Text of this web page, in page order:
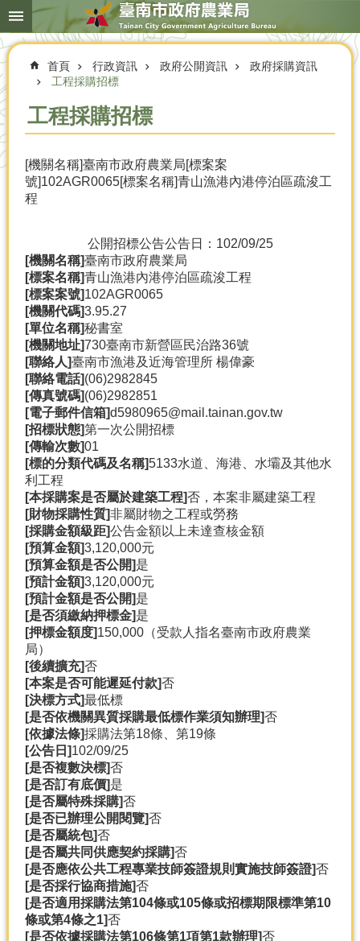
跳到主要內容區塊
搜
尋
進
簡
介
首頁 行政資訊 政府公開資訊
政府採購資訊
工程採購招標
工程採購招標
[機關名稱]臺南市政府農業局[標案案
號]102AGR0065[標案名稱]青山漁港內港停泊區疏浚工
程
公開招標公告公告日：102/09/25
[機關名稱]臺南市政府農業局
[標案名稱]青山漁港內港停泊區疏浚工程
[標案案號]102AGR0065
[機關代碼]3.95.27
[單位名稱]秘書室
[機關地址]730臺南市新營區民治路36號
[聯絡人]臺南市漁港及近海管理所 楊偉豪
[聯絡電話](06)2982845
[傳真號碼](06)2982851
[電子郵件信箱]d5980965@mail.tainan.gov.tw
[招標狀態]第一次公開招標
[傳輸次數]01
[標的分類代碼及名稱]5133水道、海港、水壩及其他水
利工程
[本採購案是否屬於建築工程]否，本案非屬建築工程
[財物採購性質]非屬財物之工程或勞務
[採購金額級距]公告金額以上未達查核金額
[預算金額]3,120,000元
[預算金額是否公開]是
[預計金額]3,120,000元
[預計金額是否公開]是
[是否須繳納押標金]是
[押標金額度]150,000（受款人指名臺南市政府農業
局）
[後續擴充]否
[本案是否可能遲延付款]否
[決標方式]最低標
[是否依機關異質採購最低標作業須知辦理]否
[依據法條]採購法第18條、第19條
[公告日]102/09/25
[是否複數決標]否
[是否訂有底價]是
[是否屬特殊採購]否
[是否已辦理公開閱覽]否
[是否屬統包]否
[是否屬共同供應契約採購]否
[是否應依公共工程專業技師簽證規則實施技師簽證]否
[是否採行協商措施]否
[是否適用採購法第104條或105條或招標期限標準第10
條或第4條之1]否
[是否依據採購法第106條第1項第1款辦理]否